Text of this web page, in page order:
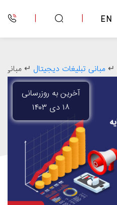
EN
|
|
↵ مبانی تبلیغات دیجیتال ↵ مبانی
آخرین به روزرسانی
۱۸ دی ۱۴۰۳